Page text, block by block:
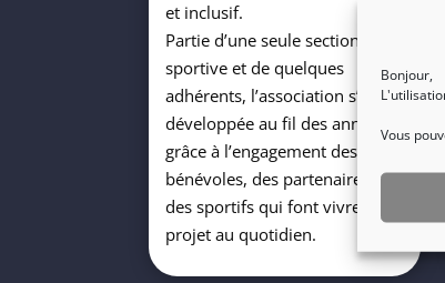
Bonjour,
Vous
et inclusif.
Partie d’une seule section
sportive et de quelques
adhérents, l’association s’est
développée au fil des années
grâce à l’engagement des
bénévoles, des partenaires et
des sportifs qui font vivre le
projet au quotidien.